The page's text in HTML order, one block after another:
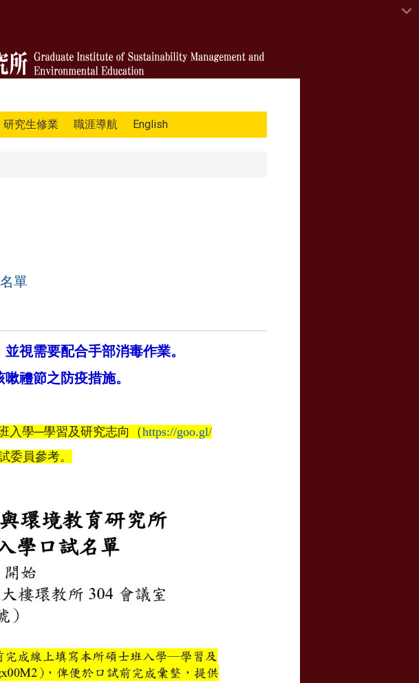
研究生修業 職涯導航 English
單
並視需要配合手部消毒作業。
禮節之防疫措施。
入學─學習及研究志向（https://goo.gl/
委員參考。